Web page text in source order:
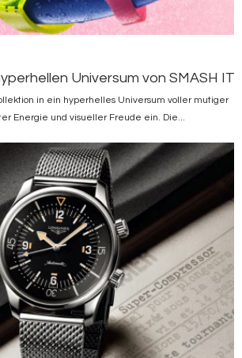
Universum von SMASH IT
in ein hyperhelles Universum voller mutiger
Energie und visueller Freude ein. Die...